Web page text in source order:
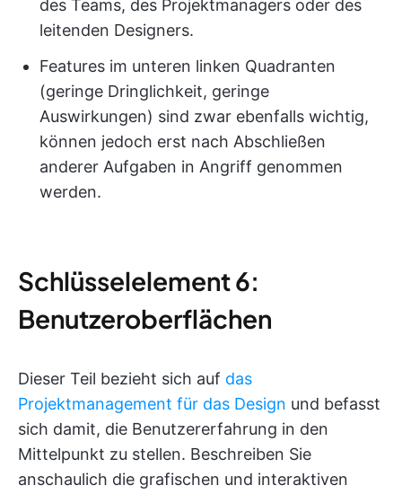
des Teams, des Projektmanagers oder des
leitenden Designers.
Features im unteren linken Quadranten
(geringe Dringlichkeit, geringe
Auswirkungen) sind zwar ebenfalls wichtig,
können jedoch erst nach Abschließen
anderer Aufgaben in Angriff genommen
werden.
Schlüsselelement 6:
Benutzeroberflächen
Dieser Teil bezieht sich auf das
Projektmanagement für das Design und befasst
sich damit, die Benutzererfahrung in den
Mittelpunkt zu stellen. Beschreiben Sie
anschaulich die grafischen und interaktiven